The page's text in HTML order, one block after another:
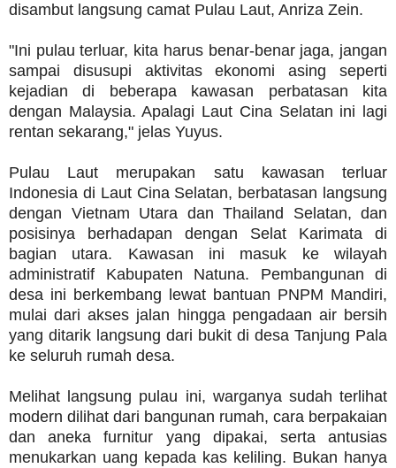
disambut langsung camat Pulau Laut, Anriza Zein.
"Ini pulau terluar, kita harus benar-benar jaga, jangan
sampai disusupi aktivitas ekonomi asing seperti
kejadian di beberapa kawasan perbatasan kita
dengan Malaysia. Apalagi Laut Cina Selatan ini lagi
rentan sekarang," jelas Yuyus.
Pulau Laut merupakan satu kawasan terluar
Indonesia di Laut Cina Selatan, berbatasan langsung
dengan Vietnam Utara dan Thailand Selatan, dan
posisinya berhadapan dengan Selat Karimata di
bagian utara. Kawasan ini masuk ke wilayah
administratif Kabupaten Natuna. Pembangunan di
desa ini berkembang lewat bantuan PNPM Mandiri,
mulai dari akses jalan hingga pengadaan air bersih
yang ditarik langsung dari bukit di desa Tanjung Pala
ke seluruh rumah desa.
Melihat langsung pulau ini, warganya sudah terlihat
modern dilihat dari bangunan rumah, cara berpakaian
dan aneka furnitur yang dipakai, serta antusias
menukarkan uang kepada kas keliling. Bukan hanya